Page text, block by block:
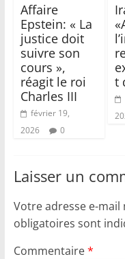
Affaire
Epstein: « La
justice doit
suivre son
cours »,
réagit le roi
Charles III
février 19,
2026
0
t
Laisser un
Votre adresse e-mail
obligatoires sont
Commentaire*